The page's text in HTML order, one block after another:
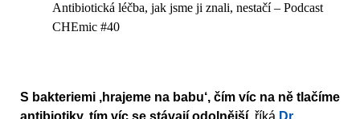
Antibiotická léčba, jak jsme ji znali, nestačí – Podcast
CHEmic #40
S bakteriemi ‚hrajeme na babu‘, čím víc na ně tlačíme